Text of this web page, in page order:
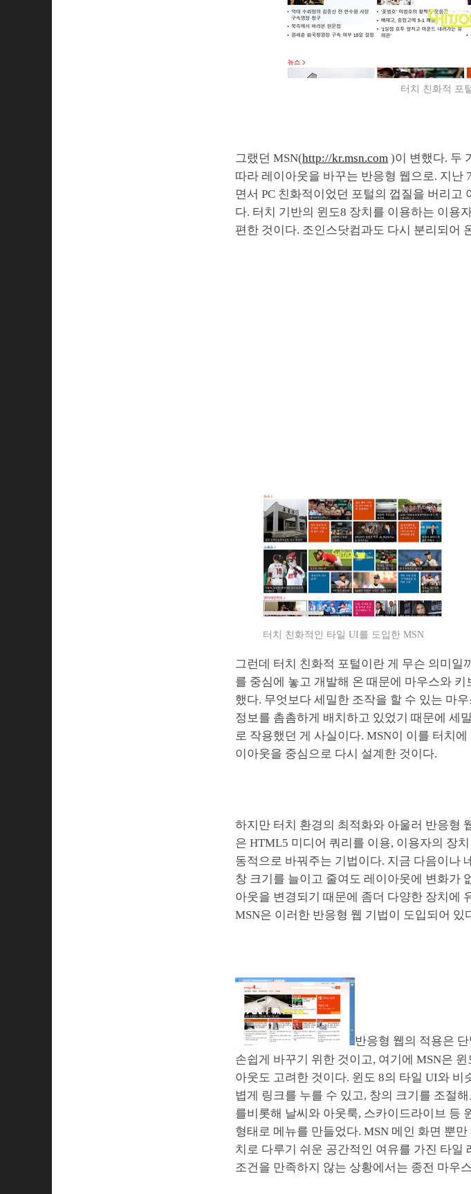
터치 친화적 포
그랬던 MSN(http://kr.msn.com )이 변했다. 두
따라 레이아웃을 바꾸는 반응형 웹으로. 지난
면서 PC 친화적이었던 포털의 껍질을 버리
다. 터치 기반의 윈도8 장치를 이용하는 이용
편한 것이다. 조인스닷컴과도 다시 분리되어
터치 친화적인 타일 UI를 도입한 MSN
그런데 터치 친화적 포털이란 게 무슨 의미일
를 중심에 놓고 개발해 온 때문에 마우스와
했다. 무엇보다 세밀한 조작을 할 수 있는 마
정보를 촘촘하게 배치하고 있었기 때문에 세
로 작용했던 게 사실이다. MSN이 이를 터치
이아웃을 중심으로 다시 설계한 것이다.
하지만 터치 환경의 최적화와 아울러 반응형
은 HTML5 미디어 쿼리를 이용, 이용자의 장
동적으로 바꿔주는 기법이다. 지금 다음이나
창 크기를 늘이고 줄여도 레이아웃에 변화가
아웃을 변경되기 때문에 좀더 다양한 장치에
MSN은 이러한 반응형 웹 기법이 도입되어 있
반응형 웹의 적용은
손쉽게 바꾸기 위한 것이고, 여기에 MSN은
아웃도 고려한 것이다. 윈도 8의 타일 UI와
볍게 링크를 누를 수 있고, 창의 크기를 조절
를비롯해 날씨와 아웃룩, 스카이드라이브 등
형태로 메뉴를 만들었다. MSN 메인 화면 뿐
치로 다루기 쉬운 공간적인 여유를 가진 타일
조건을 만족하지 않는 상황에서는 종전 마우